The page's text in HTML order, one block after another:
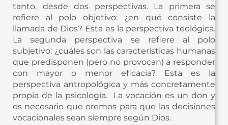
tanto, desde dos perspectivas. La primera se
refiere al polo objetivo: ¿en qué consiste la
llamada de Dios? Esta es la perspectiva teológica.
La segunda perspectiva se refiere al polo
subjetivo: ¿cuáles son las características humanas
que predisponen (pero no provocan) a responder
con mayor o menor eficacia? Esta es la
perspectiva antropológica y más concretamente
propia de la psicología. La vocación es un don y
es necesario que oremos para que las decisiones
vocacionales sean siempre según Dios.